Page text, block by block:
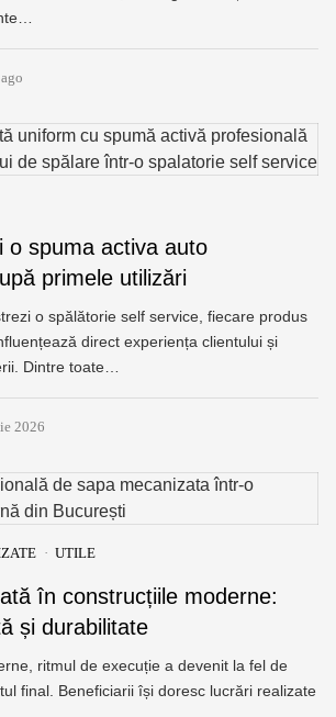
o spuma activa auto
primele utilizări
o spălătorie self service, fiecare produs
direct experiența clientului și
Dintre toate…
2026
UTILE
în construcțiile moderne:
și durabilitate
ritmul de execuție a devenit la fel de
final. Beneficiarii își doresc lucrări realizate